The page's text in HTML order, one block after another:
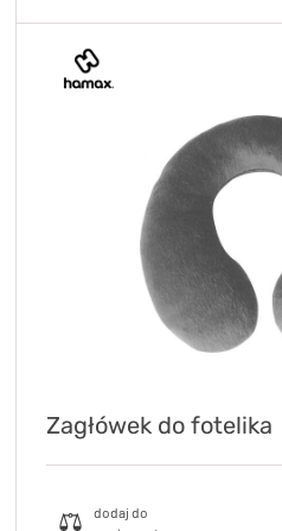
Zagłówek do fotelika